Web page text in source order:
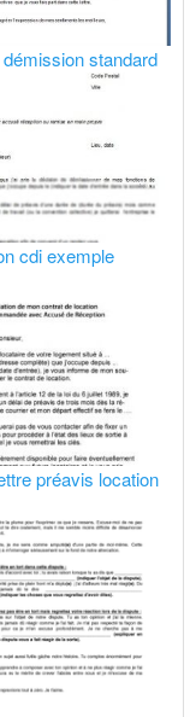
standard
cdi exemple
préavis location